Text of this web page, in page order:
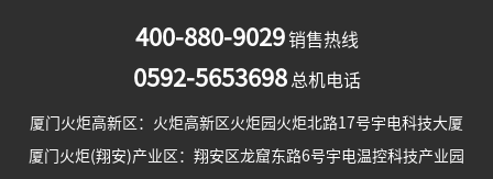
400-880-9029 销售热线
0592-5653698 总机电话
厦门火炬高新区：火炬高新区火炬园火炬北路17号宇电科技大厦
厦门火炬(翔安)产业区：翔安区龙窟东路6号宇电温控科技产业园